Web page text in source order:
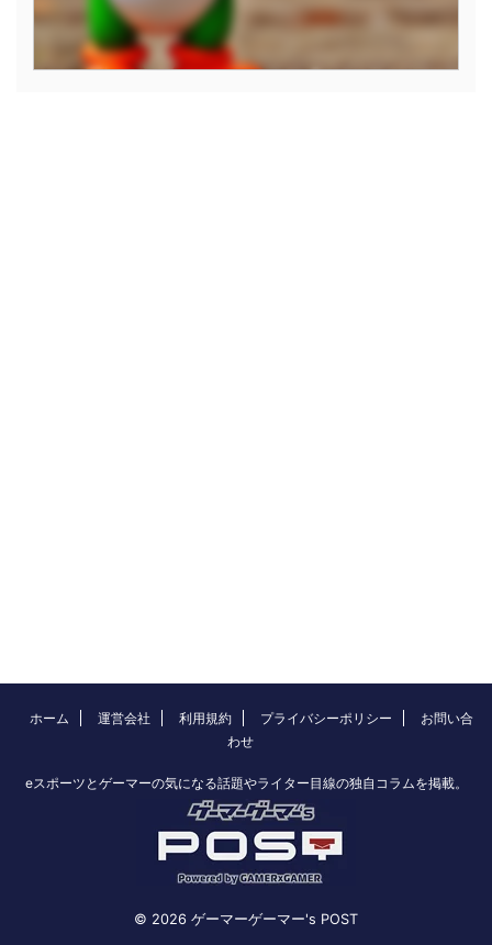
ホーム 運営会社 利用規約 プライバシーポリシー
お問い合
わせ
eスポーツとゲーマーの気になる話題やライター目線の独自コラムを掲載。
© 2026 ゲーマーゲーマー's POST